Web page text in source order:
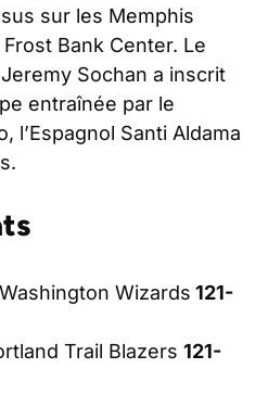
sur les Memphis
Frost Bank Center. Le
Sochan a inscrit
entraînée par le
l’Espagnol Santi Aldama
Wizards 121-
Trail Blazers 121-